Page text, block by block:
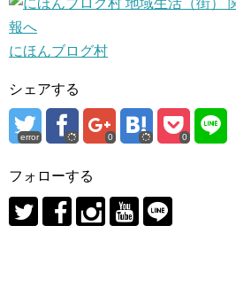
にほんブログ村
シェアする
error 0 0
フォローする